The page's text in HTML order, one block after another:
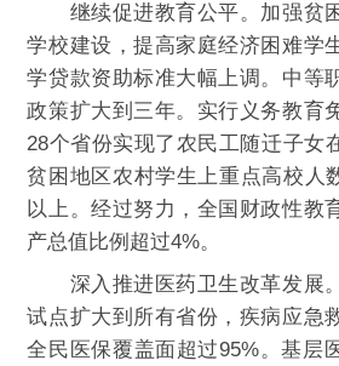
继续促进教育公平。加强贫
学校建设，提高家庭经济困难学
学贷款资助标准大幅上调。中等
政策扩大到三年。实行义务教育
28个省份实现了农民工随迁子女
贫困地区农村学生上重点高校人
以上。经过努力，全国财政性教
产总值比例超过4%。
深入推进医药卫生改革发展
试点扩大到所有省份，疾病应急
全民医保覆盖面超过95%。基层